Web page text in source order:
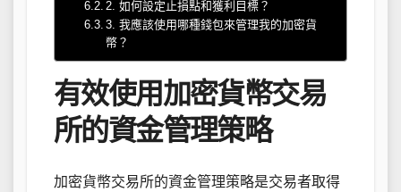
2. 如何設定止損點和獲利目標？
3. 我應該使用哪種錢包來管理我的加密貨
幣？
有效使用加密貨幣交易
所的資金管理策略
加密貨幣交易所的資金管理策略是交易者取得